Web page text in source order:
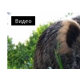
Видео